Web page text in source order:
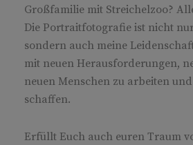
Großfamilie mit Streichelzoo?
Die Portraitfotografie ist nicht
sondern auch meine
mit neuen Herausforderungen,
neuen Menschen zu arbeiten
schaffen.
Erfüllt Euch auch euren Traum